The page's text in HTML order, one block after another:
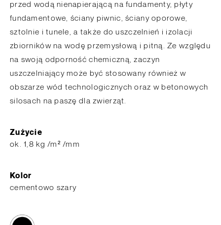
przed wodą nienapierającą na fundamenty, płyty
fundamentowe, ściany piwnic, ściany oporowe,
sztolnie i tunele, a także do uszczelnień i izolacji
zbiorników na wodę przemysłową i pitną. Ze względu
na swoją odporność chemiczną, zaczyn
uszczelniający może być stosowany również w
obszarze wód technologicznych oraz w betonowych
silosach na paszę dla zwierząt.
Zużycie
ok. 1,8 kg /m² /mm
Kolor
cementowo szary